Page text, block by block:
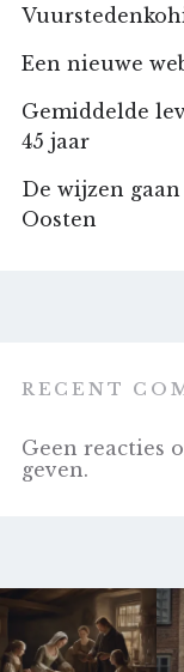
Een nieuwe
Gemiddelde
45 jaar
De wijzen
Oosten
RECENT
Geen reacties
geven.